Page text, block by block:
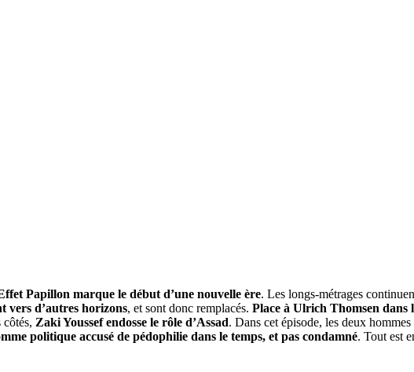
Papillon marque le début d’une nouvelle ère. Les longs-métrages
vers d’autres horizons, et sont donc remplacés. Place à Ulrich Thomsen
Zaki Youssef endosse le rôle d’Assad. Dans cet épisode, les deux
politique accusé de pédophilie dans le temps, et pas condamné. Tout est